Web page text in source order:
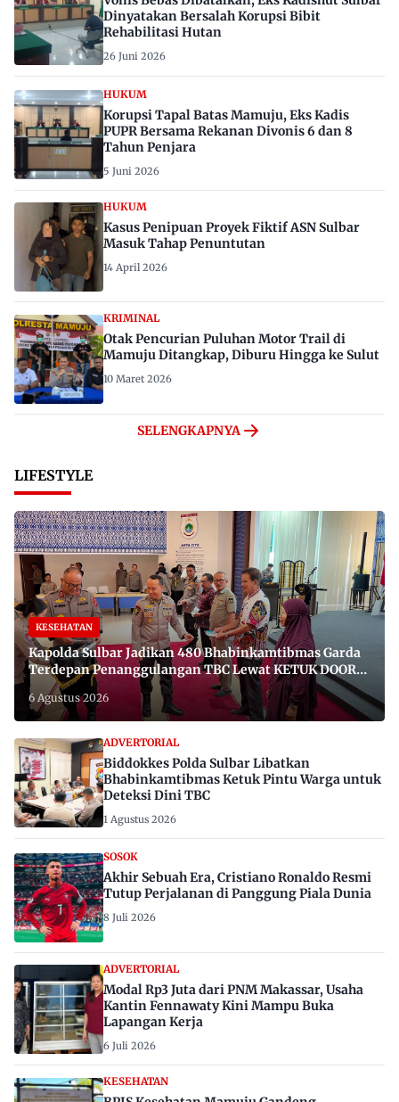
Dinyatakan Bersalah Korupsi Bibit
Rehabilitasi Hutan
26 Juni 2026
HUKUM
Korupsi Tapal Batas Mamuju, Eks Kadis
PUPR Bersama Rekanan Divonis 6 dan 8
Tahun Penjara
5 Juni 2026
HUKUM
Kasus Penipuan Proyek Fiktif ASN Sulbar
Masuk Tahap Penuntutan
14 April 2026
KRIMINAL
Otak Pencurian Puluhan Motor Trail di
Mamuju Ditangkap, Diburu Hingga ke Sulut
10 Maret 2026
SELENGKAPNYA
LIFESTYLE
KESEHATAN
Kapolda Sulbar Jadikan 480 Bhabinkamtibmas Garda
Terdepan Penanggulangan TBC Lewat KETUK DOORS
di 650 Desa
6 Agustus 2026
ADVERTORIAL
Biddokkes Polda Sulbar Libatkan
Bhabinkamtibmas Ketuk Pintu Warga untuk
Deteksi Dini TBC
1 Agustus 2026
SOSOK
Akhir Sebuah Era, Cristiano Ronaldo Resmi
Tutup Perjalanan di Panggung Piala Dunia
8 Juli 2026
ADVERTORIAL
Modal Rp3 Juta dari PNM Makassar, Usaha
Kantin Fennawaty Kini Mampu Buka
Lapangan Kerja
6 Juli 2026
KESEHATAN